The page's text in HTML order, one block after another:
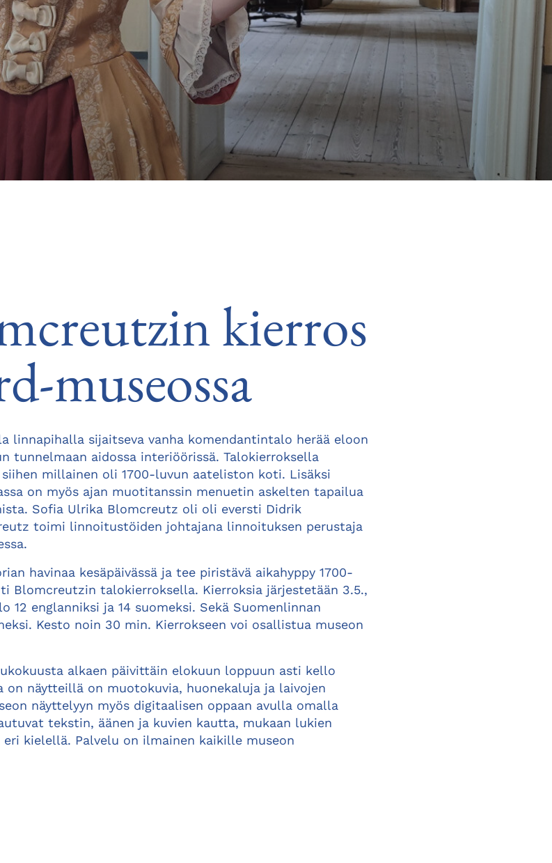
kierros
museossa
linnapihalla sijaitseva vanha komendantintalo herää eloon
tunnelmaan aidossa interiöörissä. Talokierroksella
millainen oli 1700-luvun aateliston koti. Lisäksi
on myös ajan muotitanssin menuetin askelten tapailua
Sofia Ulrika Blomcreutz oli oli eversti Didrik
toimi linnoitustöiden johtajana linnoituksen perustaja
havinaa kesäpäivässä ja tee piristävä aikahyppy 1700-
Blomcreutzin talokierroksella. Kierroksia järjestetään 3.5.,
12 englanniksi ja 14 suomeksi. Sekä Suomenlinnan
Kesto noin 30 min. Kierrokseen voi osallistua museon
alkaen päivittäin elokuun loppuun asti kello
on näytteillä on muotokuvia, huonekaluja ja laivojen
näyttelyyn myös digitaalisen oppaan avulla omalla
tekstin, äänen ja kuvien kautta, mukaan lukien
kielellä. Palvelu on ilmainen kaikille museon